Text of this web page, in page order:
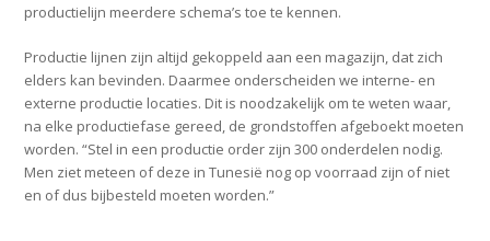
productielijn meerdere schema’s toe te kennen.
Productie lijnen zijn altijd gekoppeld aan een magazijn, dat zich
elders kan bevinden. Daarmee onderscheiden we interne- en
externe productie locaties. Dit is noodzakelijk om te weten waar,
na elke productiefase gereed, de grondstoffen afgeboekt moeten
worden. “Stel in een productie order zijn 300 onderdelen nodig.
Men ziet meteen of deze in Tunesië nog op voorraad zijn of niet
en of dus bijbesteld moeten worden.”